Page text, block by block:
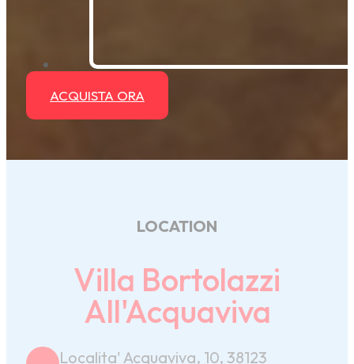
ACQUISTA ORA
LOCATION
Villa Bortolazzi
All'Acquaviva
Localita' Acquaviva, 10, 38123